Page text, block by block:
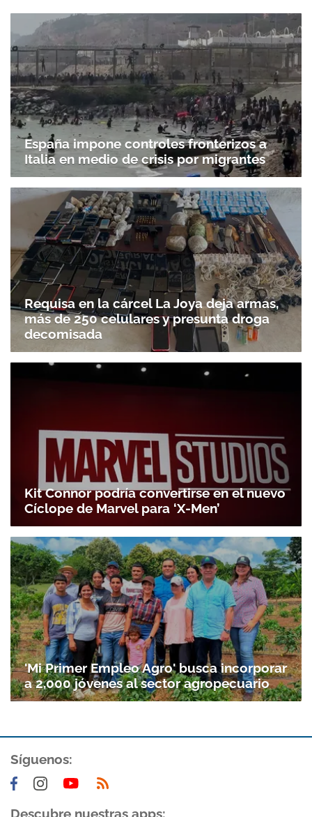
España impone controles fronterizos a
Italia en medio de crisis por migrantes
Requisa en la cárcel La Joya deja armas,
más de 250 celulares y presunta droga
decomisada
Kit Connor podría convertirse en el nuevo
Cíclope de Marvel para ‘X-Men’
'Mi Primer Empleo Agro' busca incorporar
a 2,000 jóvenes al sector agropecuario
Síguenos:
Descubre nuestras apps: